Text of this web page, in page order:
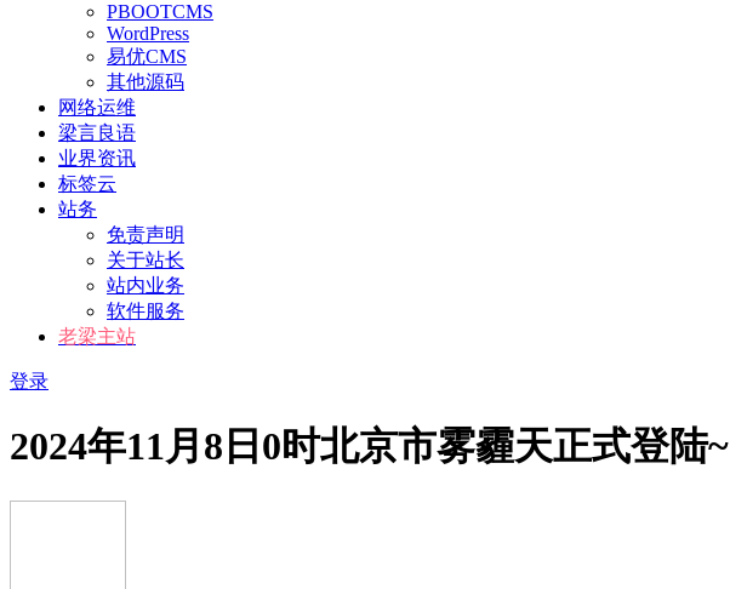
PBOOTCMS
WordPress
易优CMS
其他源码
网络运维
梁言良语
业界资讯
标签云
站务
免责声明
关于站长
站内业务
软件服务
老梁主站
登录
2024年11月8日0时北京市雾霾天正式登陆~